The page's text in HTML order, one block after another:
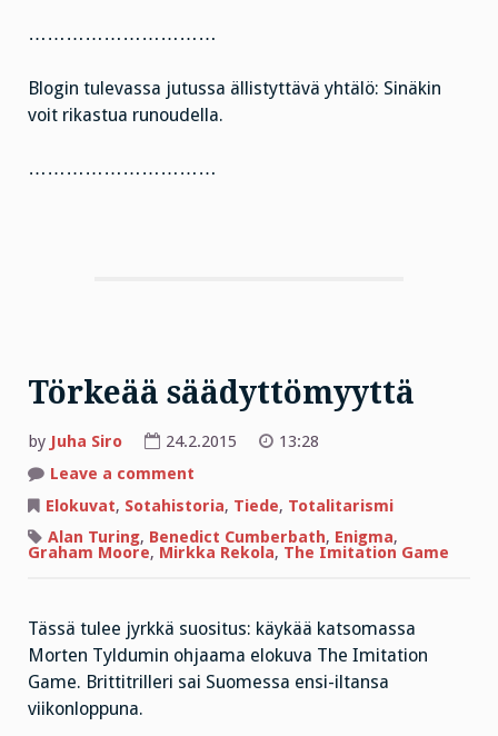
…………………………
Blogin tulevassa jutussa ällistyttävä yhtälö: Sinäkin
voit rikastua runoudella.
…………………………
Törkeää säädyttömyyttä
by Juha Siro 24.2.2015
13:28
Leave a comment
säädyttömyyttä
Elokuvat, Sotahistoria, Tiede, Totalitarismi
Alan Turing, Benedict Cumberbath, Enigma,
Graham Moore, Mirkka Rekola, The Imitation Game
Tässä tulee jyrkkä suositus: käykää katsomassa
Morten Tyldumin ohjaama elokuva The Imitation
Game. Brittitrilleri sai Suomessa ensi-iltansa
viikonloppuna.